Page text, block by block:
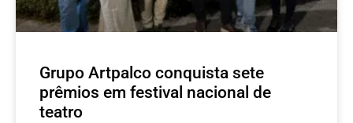
Grupo Artpalco conquista sete
prêmios em festival nacional de
teatro